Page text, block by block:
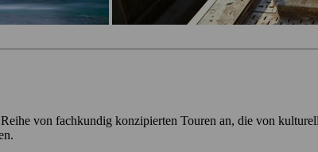
von fachkundig konzipierten Touren an, die von